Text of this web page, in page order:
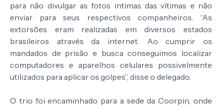
para não divulgar as fotos intimas das vítimas e não
enviar para seus respectivos companheiros. “As
extorsões eram realizadas em diversos estados
brasileiros através da internet. Ao cumprir os
mandados de prisão e busca conseguimos localizar
computadores e aparelhos celulares possivelmente
utilizados para aplicar os golpes”, disse o delegado.
O trio foi encaminhado para a sede da Coorpin, onde